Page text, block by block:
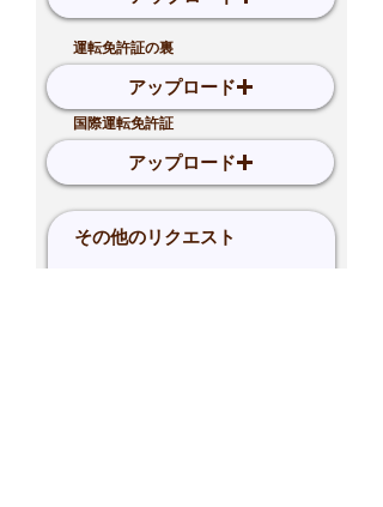
運転免許証の裏
アップロード
国際運転免許証
アップロード